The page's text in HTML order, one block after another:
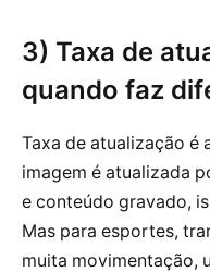
3) Taxa de
quando faz
Taxa de atualização é
imagem é atualizada
e conteúdo gravado,
Mas para esportes,
muita movimentação,